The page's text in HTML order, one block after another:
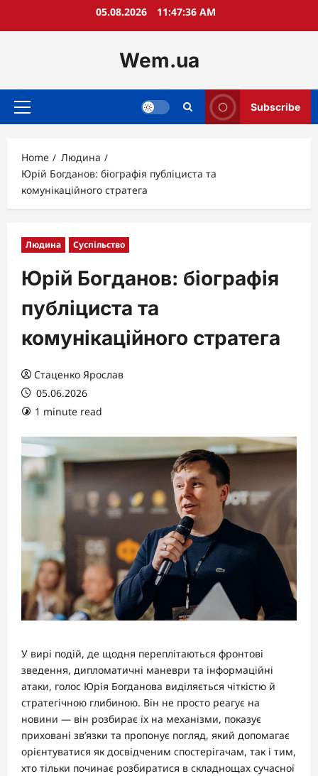
05.08.2026 11:47:37 AM
Wem.ua
Primary
Subscribe
Home
Людина
Юрій Богданов: біографія публіциста та
комунікаційного стратега
Людина Суспільство
Юрій Богданов: біографія
публіциста та
комунікаційного стратега
Стаценко Ярослав
05.06.2026
1 minute read
У вирі подій, де щодня переплітаються фронтові
зведення, дипломатичні маневри та інформаційні
атаки, голос Юрія Богданова виділяється чіткістю й
стратегічною глибиною. Він не просто реагує на
новини — він розбирає їх на механізми, показує
приховані зв’язки та пропонує погляд, який допомагає
орієнтуватися як досвідченим спостерігачам, так і тим,
хто тільки починає розбиратися в складнощах сучасної